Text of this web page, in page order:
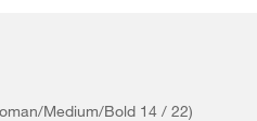
Medium/Bold 14 / 22)